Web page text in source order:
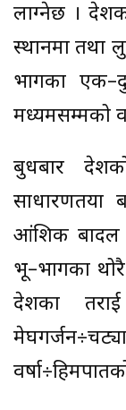
लाग्नेछ ।
स्थानमा तथा
भागका
मध्यमसम्मको
बुधबार
साधारणतया
आंशिक बादल
भू–भागका
प्रदेशका